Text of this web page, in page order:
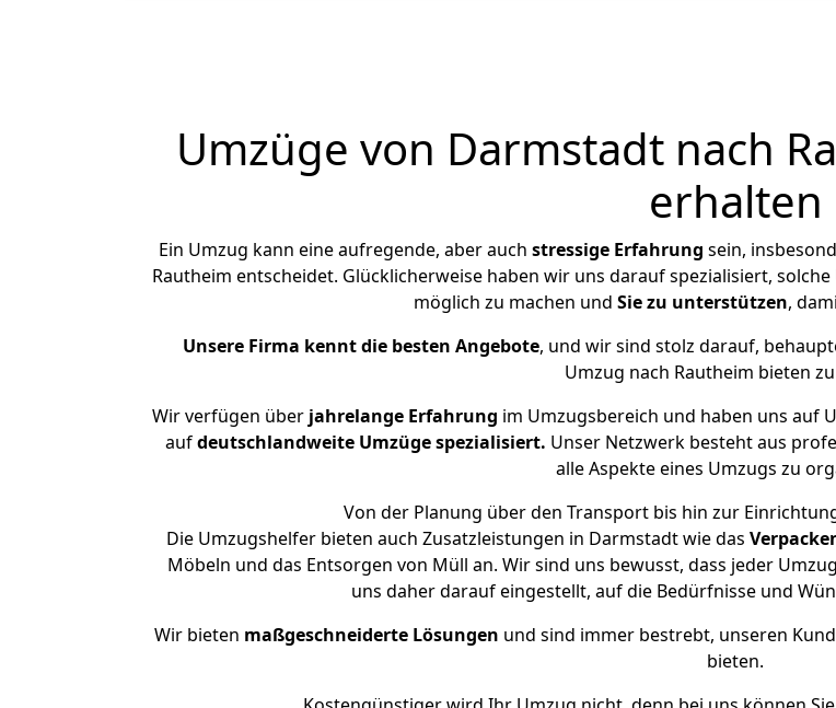
Umzüge von Darmstadt nach
erhalten
Ein Umzug kann eine aufregende, aber auch stressige Erfahrung sein,
Rautheim entscheidet. Glücklicherweise haben wir uns darauf spezialisiert,
möglich zu machen und Sie zu unterstützen,
Unsere Firma kennt die besten Angebote, und wir sind stolz darauf,
Umzug nach Rautheim bieten
Wir verfügen überjahrelange Erfahrung im Umzugsbereich und haben uns auf
aufdeutschlandweite Umzüge spezialisiert. Unser Netzwerk besteht aus
alle Aspekte eines Umzugs zu
Von der Planung über den Transport bis hin zur
Die Umzugshelfer bieten auch Zusatzleistungen in Darmstadt wie das
Möbeln und das Entsorgen von Müll an. Wir sind uns bewusst, dass jeder
uns daher darauf eingestellt, auf die Bedürfnisse und
Wir bieten maßgeschneiderte Lösungen und sind immer bestrebt, unseren
bieten.